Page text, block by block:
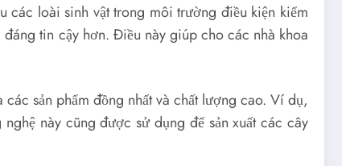
loài sinh vật trong môi trường điều kiện kiểm
tin cậy hơn. Điều này giúp cho các nhà khoa
sản phẩm đồng nhất và chất lượng cao. Ví dụ,
này cũng được sử dụng để sản xuất các cây